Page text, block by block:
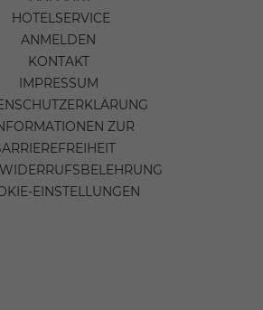
HOTELSERVICE
ANMELDEN
KONTAKT
IMPRESSUM
ZUR
EINSTELLUNGEN